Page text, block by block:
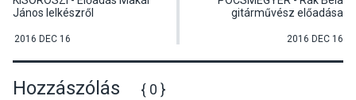
János lelkészről
2016 DEC 16
gitárművész előadása
2016 DEC 16
Hozzászólás { 0 }